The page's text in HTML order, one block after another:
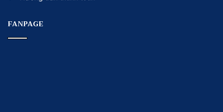
FANPAGE